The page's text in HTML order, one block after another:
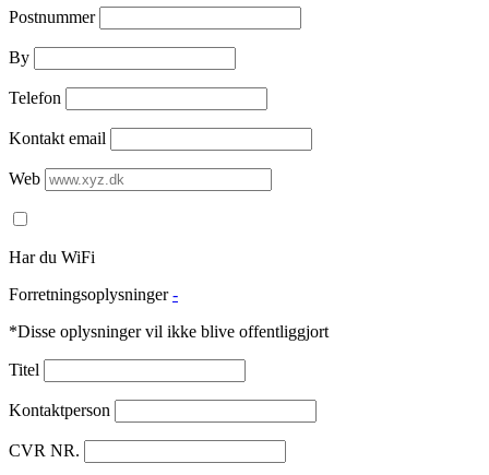
Postnummer
By
Telefon
Kontakt email
Web
Har du WiFi
Forretningsoplysninger -
*Disse oplysninger vil ikke blive offentliggjort
Titel
Kontaktperson
CVR NR.